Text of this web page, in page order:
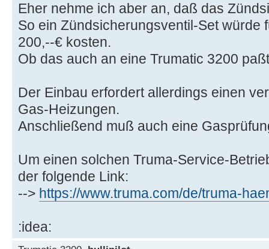
Eher nehme ich aber an, daß das
So ein Zündsicherungsventil-Set würde
200,--€ kosten.
Ob das auch an eine Trumatic 3200
Der Einbau erfordert allerdings einen
Gas-Heizungen.
Anschließend muß auch eine
Um einen solchen Truma-Service-
der folgende Link:
--> https://www.truma.com/de/truma-
:idea: